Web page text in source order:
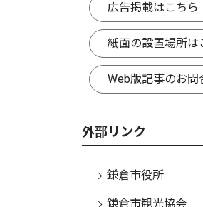
広告掲載はこちら
紙面の設置場所は
Web版記事のお問
外部リンク
鎌倉市役所
鎌倉市観光協会